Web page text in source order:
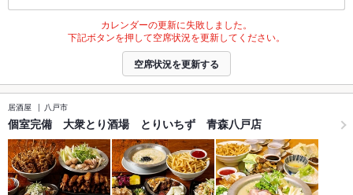
カレンダーの更新に失敗しました。
下記ボタンを押して空席状況を更新してください。
空席状況を更新する
居酒屋 八戸市
個室完備 大衆とり酒場 とりいちず 青森八戸店